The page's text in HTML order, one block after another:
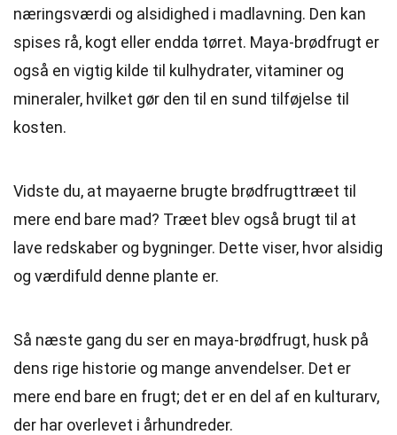
næringsværdi og alsidighed i madlavning. Den kan
spises rå, kogt eller endda tørret. Maya-brødfrugt er
også en vigtig kilde til kulhydrater, vitaminer og
mineraler, hvilket gør den til en sund tilføjelse til
kosten.
Vidste du, at mayaerne brugte brødfrugttræet til
mere end bare mad? Træet blev også brugt til at
lave redskaber og bygninger. Dette viser, hvor alsidig
og værdifuld denne plante er.
Så næste gang du ser en maya-brødfrugt, husk på
dens rige historie og mange anvendelser. Det er
mere end bare en frugt; det er en del af en kulturarv,
der har overlevet i århundreder.